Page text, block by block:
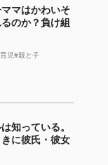
マはかわいそ
のか？負け組
児#親と子
知っている。
に彼氏・彼女